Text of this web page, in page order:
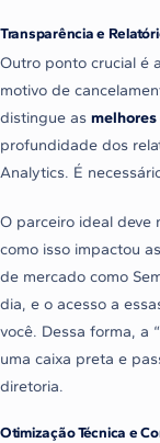
Transparência e
Outro ponto crucial é
motivo de
distingue as melhores
profundidade dos
Analytics. É
O parceiro ideal deve
como isso impactou
de mercado como
dia, e o acesso a
você. Dessa forma, a
uma caixa preta e
diretoria.
Otimização Técnica e